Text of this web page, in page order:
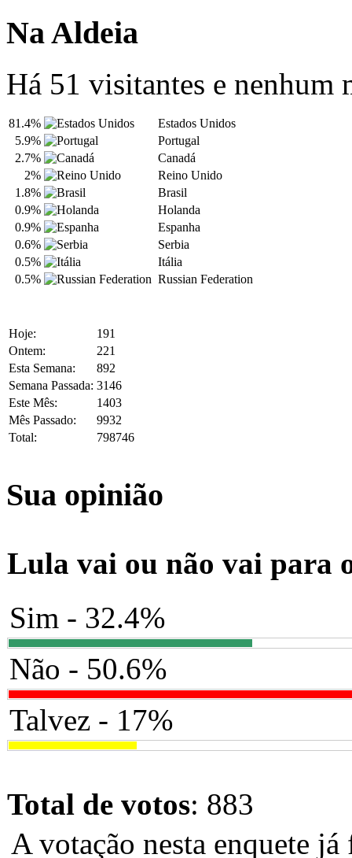
Na Aldeia
Há 51 visitantes e nenhum
81.4%
Estados Unidos
5.9%
Portugal
2.7%
Canadá
2%
Reino Unido
1.8%
Brasil
0.9%
Holanda
0.9%
Espanha
0.6%
Serbia
0.5%
Itália
0.5%
Russian Federation
Hoje:
191
Ontem:
221
Esta Semana:
892
Semana Passada: 3146
Este Mês:
1403
Mês Passado:
9932
Total:
798746
Sua opinião
Lula vai ou não vai para
Sim - 32.4%
Não - 50.6%
Talvez - 17%
Total de votos: 883
A votação nesta enquete